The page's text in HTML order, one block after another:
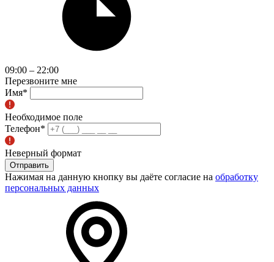
09:00 – 22:00
Перезвоните мне
Имя*
Необходимое поле
Телефон*
Неверный формат
Отправить
Нажимая на данную кнопку вы даёте согласие на обработку
персональных данных